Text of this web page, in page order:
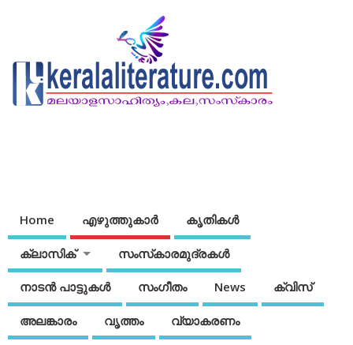
Home എഴുത്തുകാര്‍ കൃതികൾ
ക്ലാസിക് സംസ്‌കാരമുദ്രകള്‍
നാടന്‍ പാട്ടുകള്‍ സംഗീതം News ക്വിസ്
അലങ്കാരം വൃത്തം വ്യാകരണം